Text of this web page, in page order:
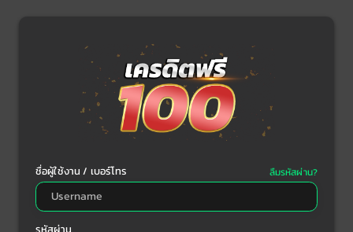
ชื่อผู้ใช้งาน / เบอร์โทร ลืมรหัสผ่าน?